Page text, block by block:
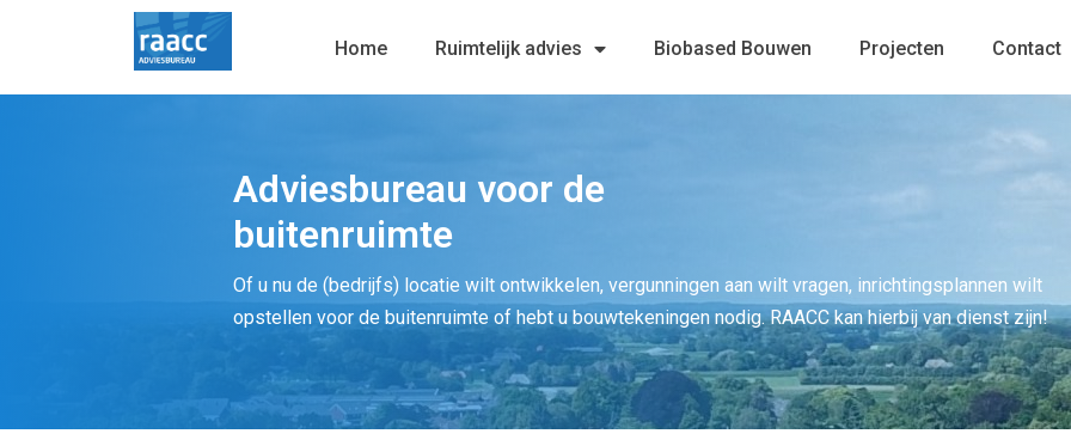
Home Ruimtelijk advies Biobased Bouwen Projecten Contact
Adviesbureau voor de
buitenruimte
Of u nu de (bedrijfs) locatie wilt ontwikkelen, vergunningen aan wilt vragen, inrichtingsplannen wilt
opstellen voor de buitenruimte of hebt u bouwtekeningen nodig. RAACC kan hierbij van dienst zijn!